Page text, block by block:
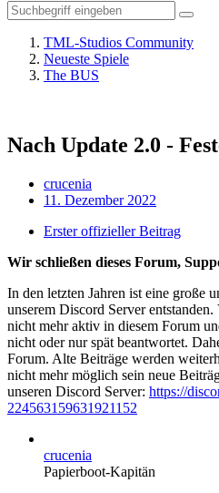
TML-Studios Community
Neueste Spiele
The BUS
Nach Update 2.0 -
crucenia
11. Dezember 2022
Erster offizieller Beitrag
Wir schließen dieses Forum,
In den letzten Jahren ist eine große
unserem Discord Server
nicht mehr aktiv in diesem Forum
nicht oder nur spät beantwortet.
Forum. Alte Beiträge werden
nicht mehr möglich sein neue
unseren Discord Server: https://
224563159631921152
crucenia
Papierboot-Kapitän